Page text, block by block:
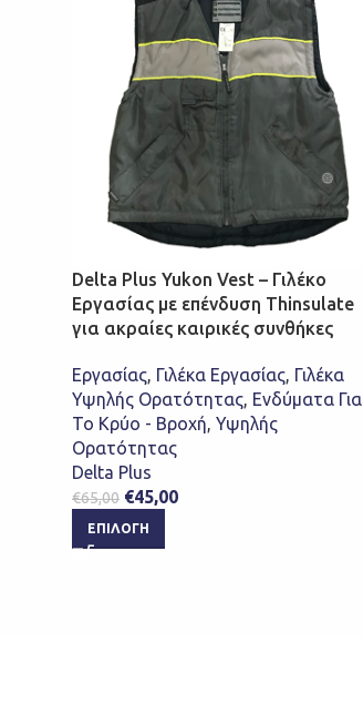
Delta Plus Yukon Vest – Γιλέκο
Εργασίας με επένδυση Thinsulate
για ακραίες καιρικές συνθήκες
Εργασίας, Γιλέκα Εργασίας, Γιλέκα
Υψηλής Ορατότητας, Ενδύματα Για
Το Κρύο - Βροχή, Υψηλής
Ορατότητας
Delta Plus
€65,00 €45,00
ΕΠΙΛΟΓΉ